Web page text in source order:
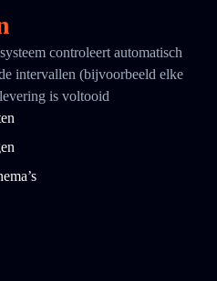
controleert automatisch
intervallen (bijvoorbeeld elke
is voltooid